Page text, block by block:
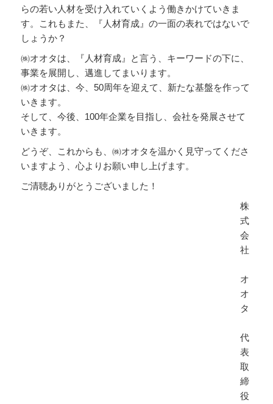
らの若い人材を受け入れていくよう働きかけていきま
す。これもまた、『人材育成』の一面の表れではないで
しょうか？
㈱オオタは、『人材育成』と言う、キーワードの下に、
事業を展開し、邁進してまいります。
㈱オオタは、今、50周年を迎えて、新たな基盤を作って
いきます。
そして、今後、100年企業を目指し、会社を発展させて
いきます。
どうぞ、これからも、㈱オオタを温かく見守ってくださ
いますよう、心よりお願い申し上げます。
ご清聴ありがとうございました！
株
式
会
社
オ
オ
タ
代
表
取
締
役